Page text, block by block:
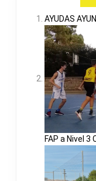
AYUDAS
FAP a Nivel